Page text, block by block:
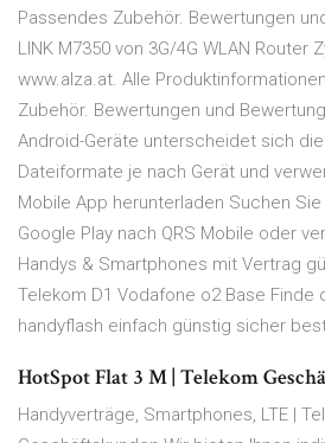
Passendes Zubehör. Bewertungen
LINK M7350 von 3G/4G WLAN Router
www.alza.at. Alle
Zubehör. Bewertungen und
Android-Geräte unterscheidet sich
Dateiformate je nach Gerät und
Mobile App herunterladen Suchen
Google Play nach QRS Mobile oder
Handys & Smartphones mit Vertrag
Telekom D1 Vodafone o2 Base Finde
handyflash einfach günstig sicher
HotSpot Flat 3 M | Telekom
Handyverträge, Smartphones, LTE |